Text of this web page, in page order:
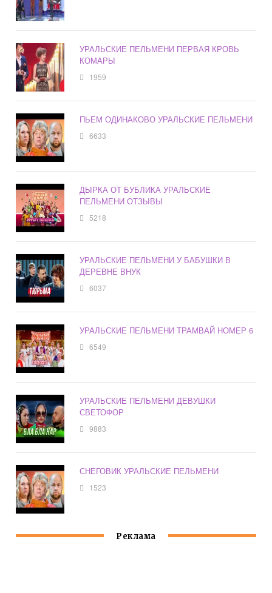
УРАЛЬСКИЕ ПЕЛЬМЕНИ ПЕРВАЯ КРОВЬ
КОМАРЫ
1959
ПЬЕМ ОДИНАКОВО УРАЛЬСКИЕ ПЕЛЬМЕНИ
6633
ДЫРКА ОТ БУБЛИКА УРАЛЬСКИЕ
ПЕЛЬМЕНИ ОТЗЫВЫ
5218
УРАЛЬСКИЕ ПЕЛЬМЕНИ У БАБУШКИ В
ДЕРЕВНЕ ВНУК
6037
УРАЛЬСКИЕ ПЕЛЬМЕНИ ТРАМВАЙ НОМЕР 6
6549
УРАЛЬСКИЕ ПЕЛЬМЕНИ ДЕВУШКИ
СВЕТОФОР
9883
СНЕГОВИК УРАЛЬСКИЕ ПЕЛЬМЕНИ
1523
Реклама